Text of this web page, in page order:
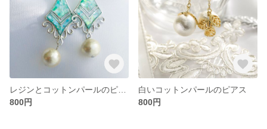
800円
白いコットンパールのピアス
800円